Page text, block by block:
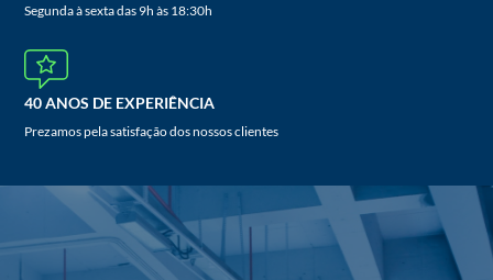
Segunda à sexta das 9h às 18:30h
40 ANOS DE EXPERIÊNCIA
Prezamos pela satisfação dos nossos clientes